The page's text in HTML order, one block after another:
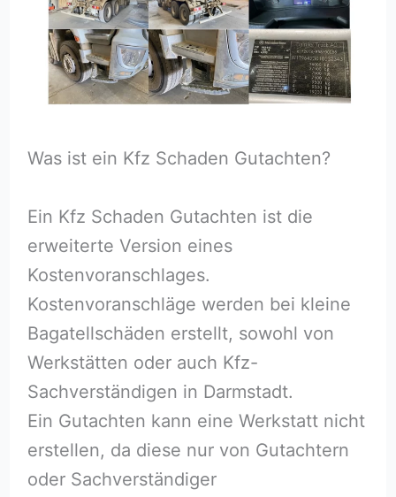
Was ist ein Kfz Schaden Gutachten?
Ein Kfz Schaden Gutachten ist die
erweiterte Version eines
Kostenvoranschlages.
Kostenvoranschläge werden bei kleine
Bagatellschäden erstellt, sowohl von
Werkstätten oder auch Kfz-
Sachverständigen in Darmstadt.
Ein Gutachten kann eine Werkstatt nicht
erstellen, da diese nur von Gutachtern
oder Sachverständiger